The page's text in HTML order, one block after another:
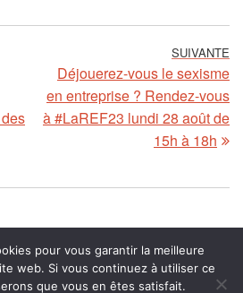
SUIVANTE
Déjouerez-vous le sexisme
en entreprise ? Rendez-vous
à #LaREF23 lundi 28 août de
15h à 18h
pour vous garantir la meilleure
web. Si vous continuez à utiliser ce
que vous en êtes satisfait.